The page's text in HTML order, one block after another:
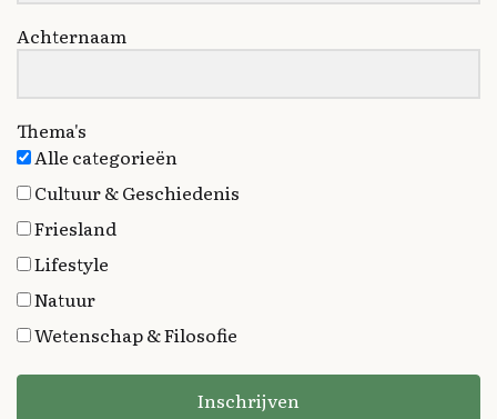
Achternaam
Thema's
Alle categorieën
Cultuur & Geschiedenis
Friesland
Lifestyle
Natuur
Wetenschap & Filosofie
Inschrijven